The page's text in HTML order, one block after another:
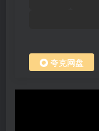
夸克网盘